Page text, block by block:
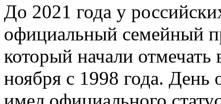
До 2021 года у
официальный семейный
который начали отмечать
ноября с 1998 года. День